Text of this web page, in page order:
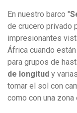
En nuestro barco "
de crucero privado
impresionantes
África cuando
para grupos de
de longitud y
tomar el sol con
como con una zona